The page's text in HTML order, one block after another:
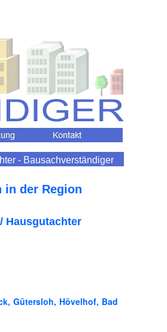
- Bausachverständiger
in der Region
Hausgutachter
Gütersloh, Hövelhof, Bad